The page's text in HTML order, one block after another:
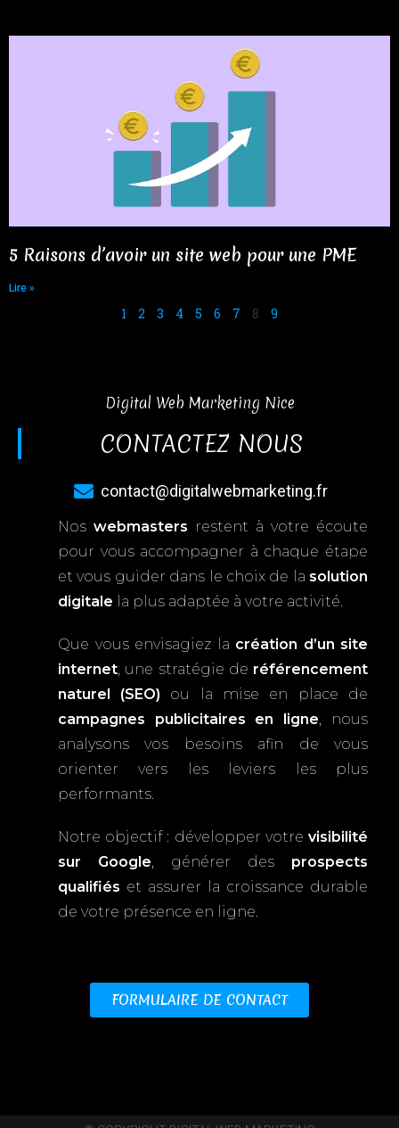
5 Raisons d’avoir un site web pour une PME
Lire »
1 2 3 4 5 6 7 8 9
Digital Web Marketing Nice
CONTACTEZ NOUS
contact@digitalwebmarketing.fr
Nos webmasters restent à votre écoute
pour vous accompagner à chaque étape
et vous guider dans le choix de la solution
digitale la plus adaptée à votre activité.
Que vous envisagiez la création d’un site
internet, une stratégie de référencement
naturel (SEO) ou la mise en place de
campagnes publicitaires en ligne, nous
analysons vos besoins afin de vous
orienter vers les leviers les plus
performants.
Notre objectif : développer votre visibilité
sur Google, générer des prospects
qualifiés et assurer la croissance durable
de votre présence en ligne.
FORMULAIRE DE CONTACT